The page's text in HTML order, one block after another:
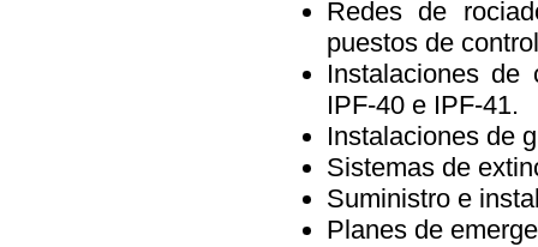
Redes de
puestos de
Instalaciones de
IPF-40 e IPF-41.
Instalaciones de
Sistemas de
Suministro e
Planes de